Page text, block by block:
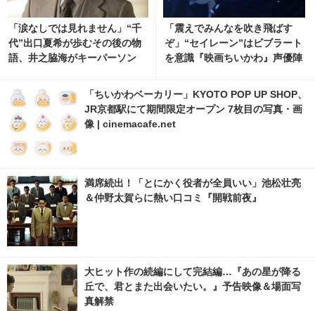
「涙なしでは見れません」“千
代”出口夏希が歩むその後の物
語、井之脇海がキーパーソン
出会いたい。』
「震えでみんなを吹き飛ばす
ぞ」“セイレーン”はビブラート
を意識『映画ちいかわ』声優陣
真・画像 | cinemacafe.net
「ちいかわベーカリー」KYOTO POP UP SHOP、
JR京都駅にて期間限定オープン 7枚目の写真・画
像 | cinemacafe.net
満席続出！「とにかく役者が全員いい」池松壮亮
＆仲野太賀らに熱い口コミ『開戦前夜』
大ヒット作の続編にして完結編…『あの星が降る
丘で、君とまた出会いたい。』予告映像＆場面写
真解禁